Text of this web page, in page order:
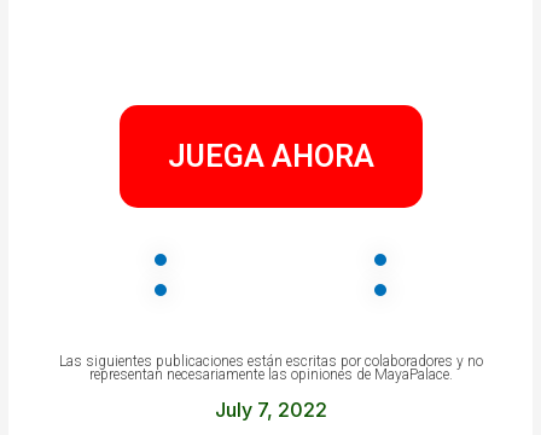
JUEGA AHORA
Las siguientes publicaciones están escritas por colaboradores y no
representan necesariamente las opiniones de MayaPalace.
July 7, 2022